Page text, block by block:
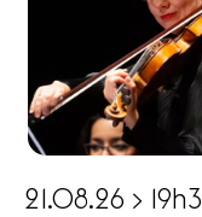
21.08.26 >